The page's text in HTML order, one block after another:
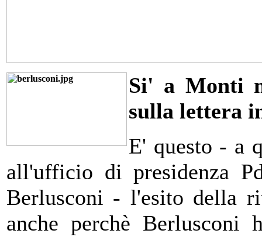
Si' a Monti
sulla lettera
E' questo - a
all'ufficio di presidenza
Berlusconi - l'esito della
anche perchè